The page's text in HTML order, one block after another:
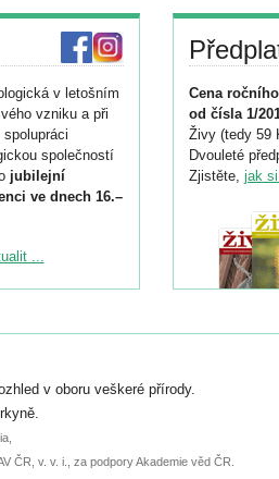
v letošním
vzniku a při
společností
jubilejní
ve dnech 16.–
konferenci
6. září.
nebo
...
Cena
od čísla 1/
Živy (tedy 59
Dvouleté
Zjistěte, jak
v oboru veškeré přírody.
ČR, v. v. i., za podpory Akademie věd ČR.